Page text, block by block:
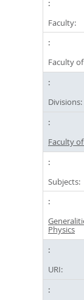
Faculty:
Faculty
Divisions:
Faculty
Subjects:
Physics
URI: